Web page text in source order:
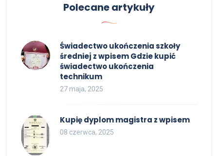
Polecane artykuły
Świadectwo ukończenia szkoły
średniej z wpisem Gdzie kupić
świadectwo ukończenia
technikum
27 maja, 2025
Kupię dyplom magistra z wpisem
08 czerwca, 2025